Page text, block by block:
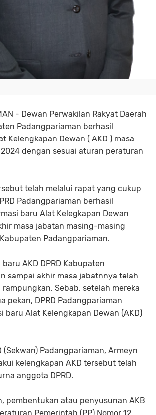
- Dewan Perwakilan Rakyat Daerah
Padangpariaman berhasil
Kelengkapan Dewan ( AKD ) masa
dengan sesuai aturan peraturan
telah melalui rapat yang cukup
Padangpariaman berhasil
baru Alat Kelegkapan Dewan
masa jabatan masing-masing
Padangpariaman.
AKD DPRD Kabupaten
sampai akhir masa jabatnnya telah
rampungkan. Sebab, setelah mereka
pekan, DPRD Padangpariaman
baru Alat Kelengkapan Dewan (AKD)
(Sekwan) Padangpariaman, Armeyn
kelengkapan AKD tersebut telah
anggota DPRD.
pembentukan atau penyusunan AKB
Pemerintah (PP) Nomor 12